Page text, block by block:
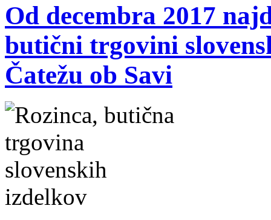
Od decembra 2017
butični trgovini
Čatežu ob Savi